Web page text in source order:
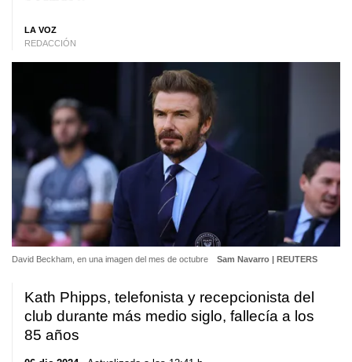
LA VOZ
REDACCIÓN
David Beckham, en una imagen del mes de octubre Sam Navarro | REUTERS
Kath Phipps, telefonista y recepcionista del
club durante más medio siglo, fallecía a los
85 años